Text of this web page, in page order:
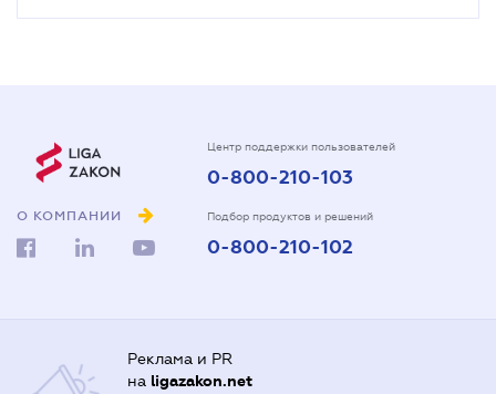
О КОМПАНИИ
Центр поддержки пользователей
0-800-210-103
Подбор продуктов и решений
0-800-210-102
Реклама и PR
на ligazakon.net